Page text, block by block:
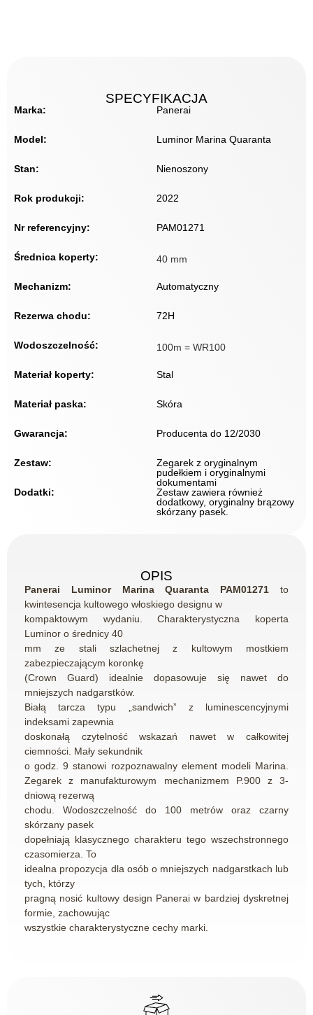
SPECYFIKACJA
Marka: Panerai
Model: Luminor Marina Quaranta
Stan: Nienoszony
Rok produkcji: 2022
Nr referencyjny: PAM01271
Średnica koperty: 40 mm
Mechanizm: Automatyczny
Rezerwa chodu: 72H
Wodoszczelność: 100m = WR100
Materiał koperty: Stal
Materiał paska: Skóra
Gwarancja: Producenta do 12/2030
Zestaw:
Zegarek z oryginalnym
pudełkiem i oryginalnymi
dokumentami
Dodatki:
Zestaw zawiera również
dodatkowy, oryginalny brązowy
skórzany pasek.
OPIS
Panerai Luminor Marina Quaranta PAM01271 to
kwintesencja kultowego włoskiego designu w
kompaktowym wydaniu. Charakterystyczna koperta
Luminor o średnicy 40
mm ze stali szlachetnej z kultowym mostkiem
zabezpieczającym koronkę
(Crown Guard) idealnie dopasowuje się nawet do
mniejszych nadgarstków.
Białą tarcza typu „sandwich” z luminescencyjnymi
indeksami zapewnia
doskonałą czytelność wskazań nawet w całkowitej
ciemności. Mały sekundnik
o godz. 9 stanowi rozpoznawalny element modeli Marina.
Zegarek z manufakturowym mechanizmem P.900 z 3-
dniową rezerwą
chodu. Wodoszczelność do 100 metrów oraz czarny
skórzany pasek
dopełniają klasycznego charakteru tego wszechstronnego
czasomierza. To
idealna propozycja dla osób o mniejszych nadgarstkach lub
tych, którzy
pragną nosić kultowy design Panerai w bardziej dyskretnej
formie, zachowując
wszystkie charakterystyczne cechy marki.